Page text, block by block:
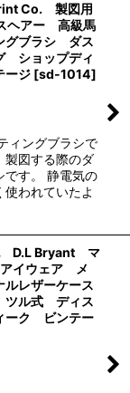
Co. 製図用
ヘアー 高級馬
グブラシ ダス
ショップディ
ージ [sd-1014]
ィングブラシで
製図する際のダ
です。 静電気の
われていたよ
D.L Bryant マ
イウェア メ
レザーケース
ル式 ディス
ーク ビンテー